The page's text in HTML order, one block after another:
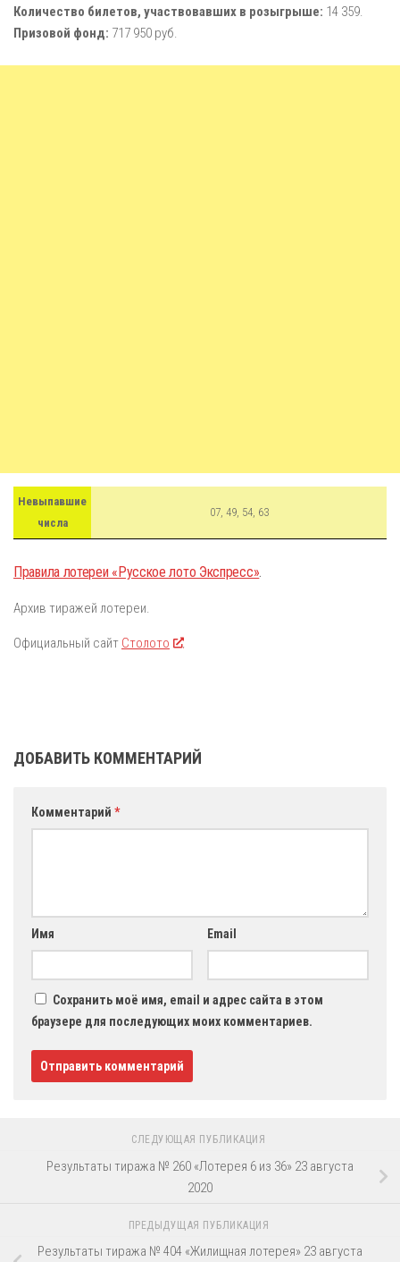
Количество билетов, участвовавших в розыгрыше: 14 359.
Призовой фонд: 717 950 руб.
Невыпавшие
числа
07, 49, 54, 63
Правила лотереи «Русское лото Экспресс».
Архив тиражей лотереи.
Официальный сайт Столото .
ДОБАВИТЬ КОММЕНТАРИЙ
Комментарий *
Имя Email
Сохранить моё имя, email и адрес сайта в этом
браузере для последующих моих комментариев.
СЛЕДУЮЩАЯ ПУБЛИКАЦИЯ
Результаты тиража № 260 «Лотерея 6 из 36» 23 августа
2020
ПРЕДЫДУЩАЯ ПУБЛИКАЦИЯ
Результаты тиража № 404 «Жилищная лотерея» 23 августа